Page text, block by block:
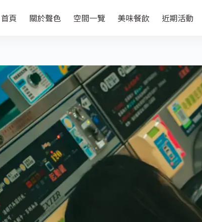
首頁 關於聲色 空間一覽 美味餐飲 近期活動